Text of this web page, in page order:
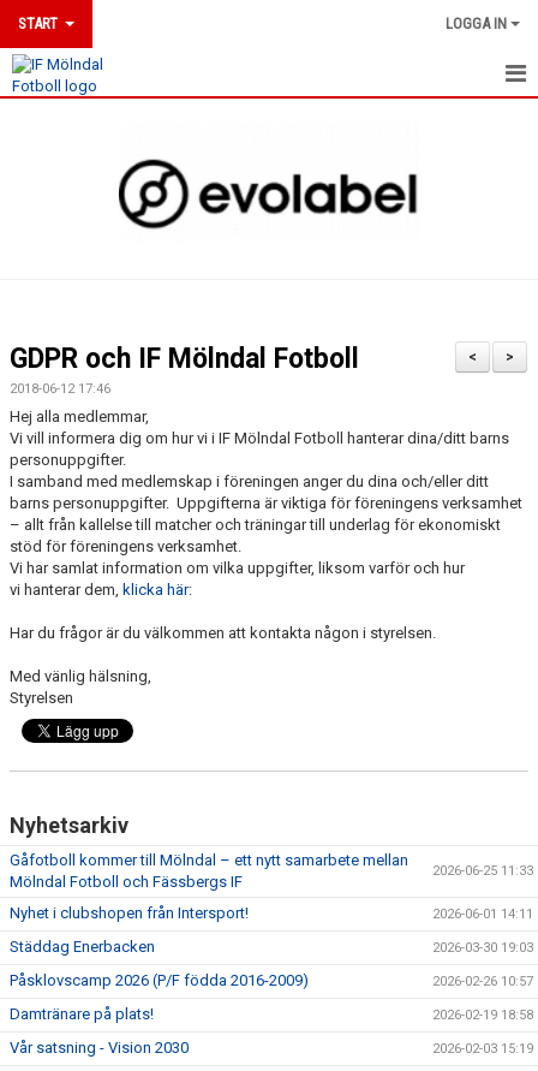
START LOGGA IN
UTBILDNINGAR
MATCHER
KALENDER
MEDLEMSKAP & ANMÄLAN
MEDLEMSAVGIFTER
MÅNADSBREV
>
<
GDPR och IF Mölndal Fotboll
2018-06-12 17:46
Hej alla medlemmar,
Vi vill informera dig om hur vi i IF Mölndal Fotboll hanterar dina/ditt barns
personuppgifter.
I samband med medlemskap i föreningen anger du dina och/eller ditt
barns personuppgifter. Uppgifterna är viktiga för föreningens verksamhet
– allt från kallelse till matcher och träningar till underlag för ekonomiskt
stöd för föreningens verksamhet.
Vi har samlat information om vilka uppgifter, liksom varför och hur
vi hanterar dem, klicka här:
Har du frågor är du välkommen att kontakta någon i styrelsen.
Med vänlig hälsning,
Styrelsen
Nyhetsarkiv
Gåfotboll kommer till Mölndal – ett nytt samarbete mellan
Mölndal Fotboll och Fässbergs IF
2026-06-25 11:33
Nyhet i clubshopen från Intersport! 2026-06-01 14:11
Städdag Enerbacken 2026-03-30 19:03
Påsklovscamp 2026 (P/F födda 2016-2009) 2026-02-26 10:57
Damtränare på plats! 2026-02-19 18:58
Vår satsning - Vision 2030 2026-02-03 15:19